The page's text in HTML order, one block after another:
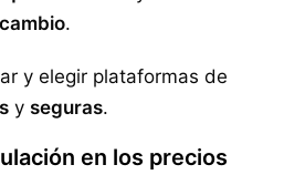
.
y elegir plataformas de
y seguras.
en los precios